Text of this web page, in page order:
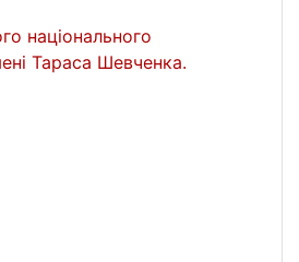
національного
Тараса Шевченка.